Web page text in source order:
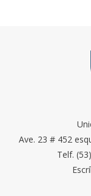
Ave. 23 # 452
Telf.